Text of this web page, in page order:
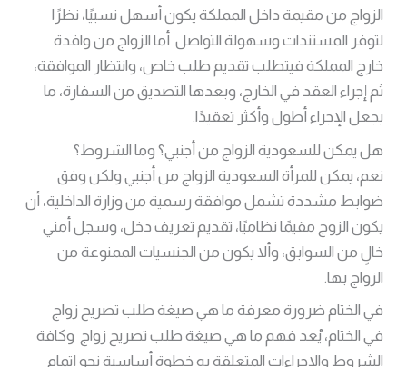
الزواج من مقيمة داخل المملكة يكون أسهل نسبيًا، نظرًا
لتوفر المستندات وسهولة التواصل. أما الزواج من وافدة
خارج المملكة فيتطلب تقديم طلب خاص، وانتظار الموافقة،
ثم إجراء العقد في الخارج، وبعدها التصديق من السفارة، ما
يجعل الإجراء أطول وأكثر تعقيدًا.
هل يمكن للسعودية الزواج من أجنبي؟ وما الشروط؟
نعم، يمكن للمرأة السعودية الزواج من أجنبي ولكن وفق
ضوابط مشددة تشمل موافقة رسمية من وزارة الداخلية، أن
يكون الزوج مقيمًا نظاميًا، تقديم تعريف دخل، وسجل أمني
خالٍ من السوابق، وألا يكون من الجنسيات الممنوعة من
الزواج بها.
في الختام ضرورة معرفة ما هي صيغة طلب تصريح زواج
في الختام، يُعد فهم ما هي صيغة طلب تصريح زواج وكافة
الشروط والإجراءات المتعلقة به خطوة أساسية نحو إتمام